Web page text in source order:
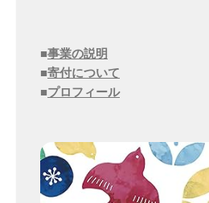
■事業の説明
■寄付について
■プロフィール